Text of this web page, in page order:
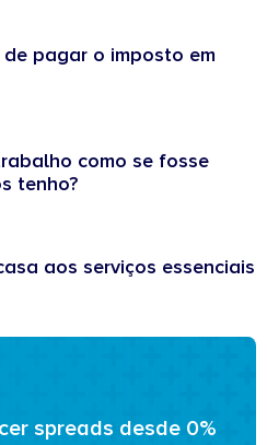
pagar o imposto em
como se fosse
tenho?
aos serviços essenciais
spreads desde 0%